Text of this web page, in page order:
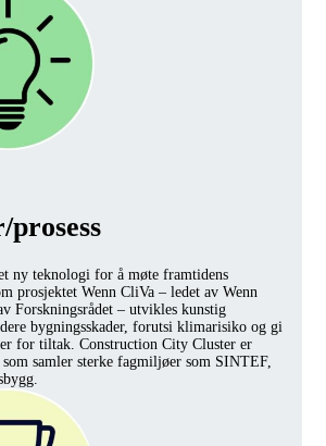
ny teknologi for å møte framtidens
prosjektet Wenn CliVa – ledet av Wenn
Forskningsrådet – utvikles kunstig
bygningsskader, forutsi klimarisiko og gi
for tiltak. Construction City Cluster er
samler sterke fagmiljøer som SINTEF,